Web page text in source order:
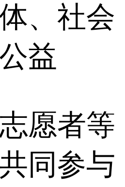
、社会
益
愿者等
同参与